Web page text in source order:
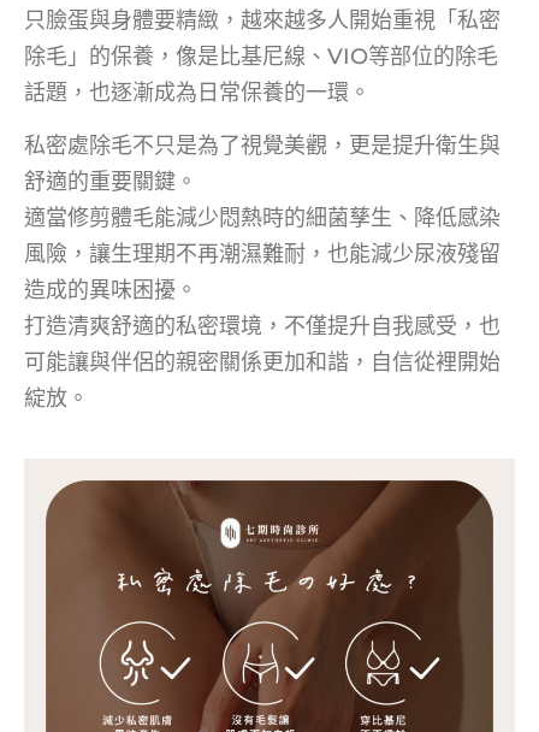
只臉蛋與身體要精緻，越來越多人開始重視「私密
除毛」的保養，像是比基尼線、VIO等部位的除毛
話題，也逐漸成為日常保養的一環。
私密處除毛不只是為了視覺美觀，更是提升衛生與
舒適的重要關鍵。
適當修剪體毛能減少悶熱時的細菌孳生、降低感染
風險，讓生理期不再潮濕難耐，也能減少尿液殘留
造成的異味困擾。
打造清爽舒適的私密環境，不僅提升自我感受，也
可能讓與伴侶的親密關係更加和諧，自信從裡開始
綻放。